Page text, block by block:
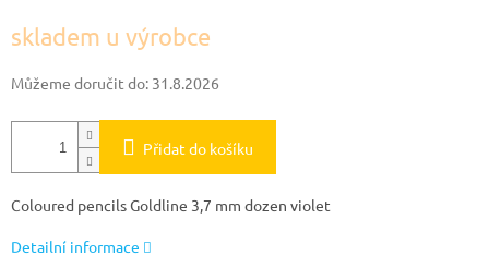
cena:
skladem u výrobce
Můžeme doručit do: 31.8.2026
Přidat do košíku
Coloured pencils Goldline 3,7 mm dozen violet
Detailní informace